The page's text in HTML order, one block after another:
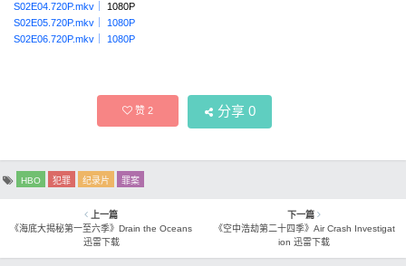
S02E04.720P.mkv｜
1080P
S02E05.720P.mkv｜
1080P
S02E06.720P.mkv｜
1080P
赞2 分享 0
HBO 犯罪 纪录片 罪案
上一篇
《海底大揭秘第一至六季》Drain the Oceans
迅雷下载
下一篇
《空中浩劫第二十四季》Air Crash Investigat
ion 迅雷下载